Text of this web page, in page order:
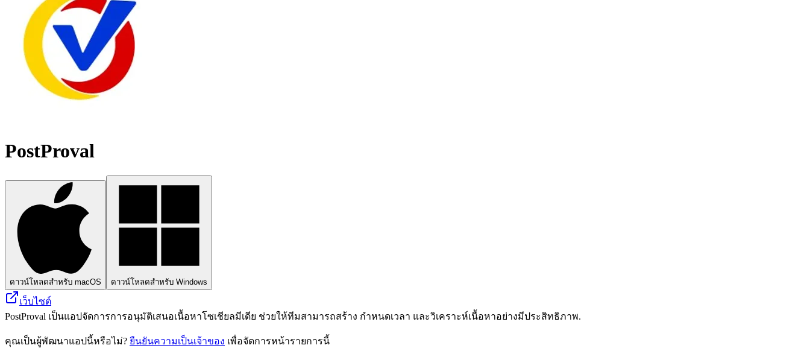
PostProval
ดาวน์โหลดสำหรับ macOS ดาวน์โหลดสำหรับ Windows
เว็บไซต์
PostProval เป็นแอปจัดการการอนุมัติเสนอเนื้อหาโซเชียลมีเดีย ช่วยให้ทีมสามารถสร้าง กำหนดเวลา และวิเคราะห์เนื้อหาอย่างมีประสิทธิภาพ.
คุณเป็นผู้พัฒนาแอปนี้หรือไม่? ยืนยันความเป็นเจ้าของ เพื่อจัดการหน้ารายการนี้